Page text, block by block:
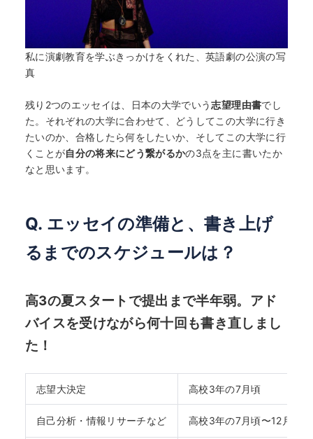
私に演劇教育を学ぶきっかけをくれた、英語劇の公演の写
真
残り2つのエッセイは、日本の大学でいう志望理由書でし
た。それぞれの大学に合わせて、どうしてこの大学に行き
たいのか、合格したら何をしたいか、そしてこの大学に行
くことが自分の将来にどう繋がるかの3点を主に書いたか
なと思います。
Q. エッセイの準備と、書き上げ
るまでのスケジュールは？
高3の夏スタートで提出まで半年弱。アド
バイスを受けながら何十回も書き直しまし
た！
志望大決定 高校3年の7月頃
自己分析・情報リサーチなど 高校3年の7月頃〜12月頃